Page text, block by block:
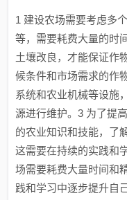
1 建设农场需要考虑多
等，需要耗费大量的时
土壤改良，才能保证作
候条件和市场需求的作
系统和农业机械等设施
源进行维护。3 为了提
的农业知识和技能，了
这需要在持续的实践和
场需要耗费大量时间和
践和学习中逐步提升自